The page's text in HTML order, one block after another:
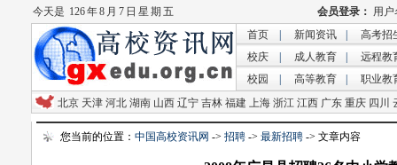
今天是 126 年 8 月 7 日 星 期 五
首页
新闻资讯
高考招
校庆
成人教育
远程教
校园
高等教育
职业教
北京 天津 河北 湖南 山西 辽宁 吉林 福建 上海 浙江 江西 广东 重庆 四川
您当前的位置： 中国高校资讯网 -> 招聘 -> 最新招聘 -> 文章内容